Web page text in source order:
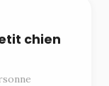
chien